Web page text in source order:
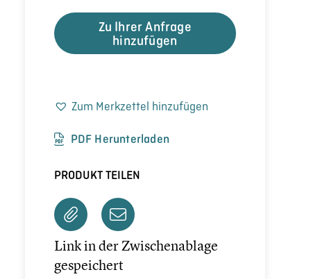
Zu Ihrer Anfrage
hinzufügen
Zum Merkzettel hinzufügen
PDF Herunterladen
PRODUKT TEILEN
Link in der Zwischenablage
gespeichert